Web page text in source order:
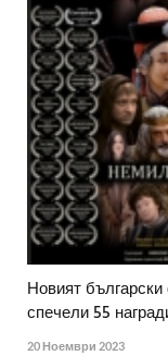
Новият
спечели 55
20 Ноември 2023